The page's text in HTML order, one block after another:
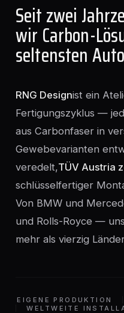
Seit zwei
wir Carbon-
seltensten
RNG Designist ein
Fertigungszyklus —
aus Carbonfaser in
Gewebevarianten
veredelt,TÜV Austria
schlüsselfertiger
Von BMW und
und Rolls-Royce —
mehr als vierzig
EIGENE PRODUKTION
WELTWEITE